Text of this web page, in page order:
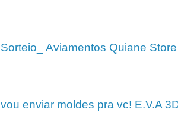
Sorteio_ Aviamentos Quiane Store
vou enviar moldes pra vc! E.V.A